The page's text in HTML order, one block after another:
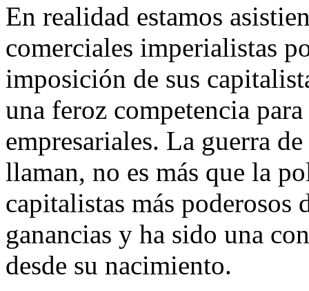
En realidad estamos
comerciales imperialistas
imposición de sus
una feroz competencia
empresariales. La guerra
llaman, no es más que la
capitalistas más poderosos
ganancias y ha sido una
desde su nacimiento.